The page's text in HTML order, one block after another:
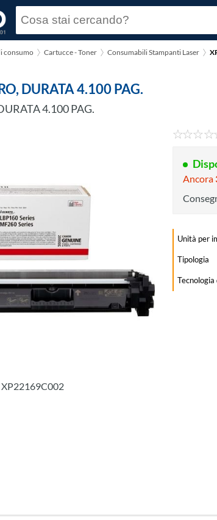
consumo Cartucce - Toner Consumabili Stampanti Laser
DURATA 4.100 PAG.
4.100 PAG.
XP22169C002
Ancora
Unità per
Tipologia